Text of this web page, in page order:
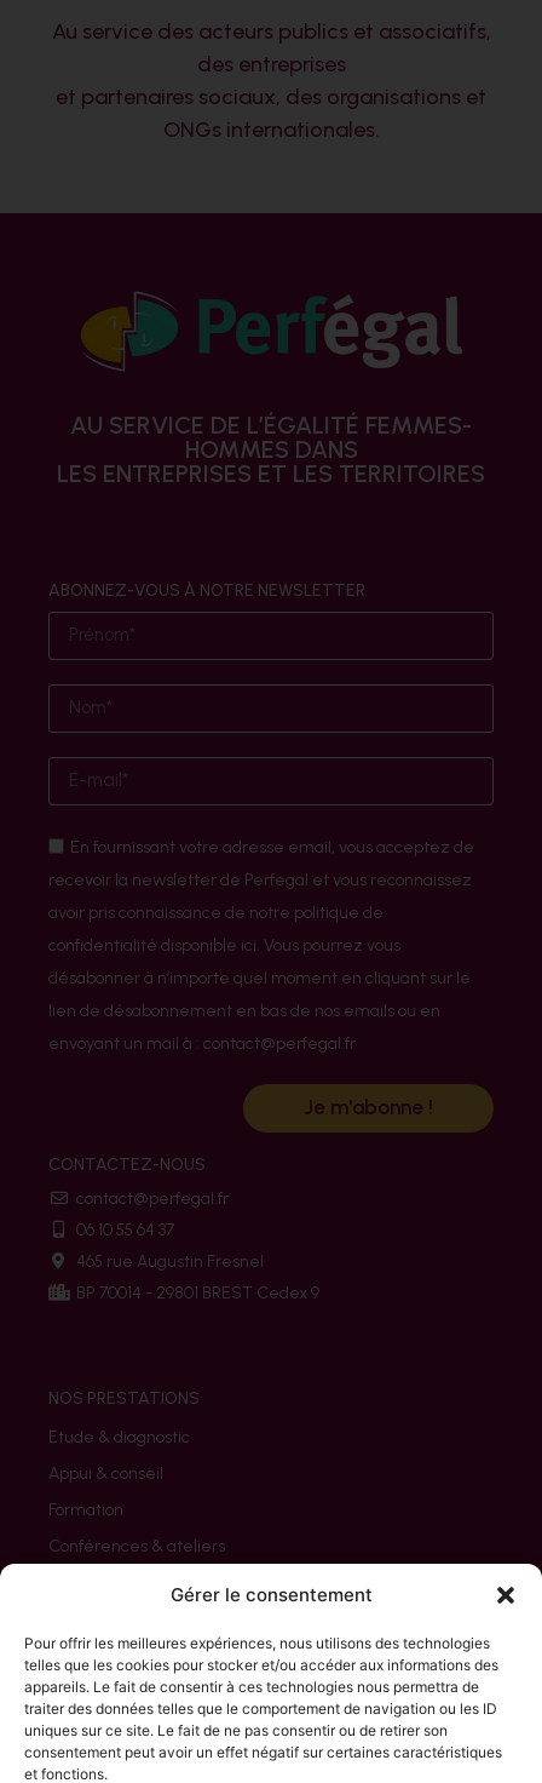
Gérer le consentement
Pour offrir les meilleures expériences, nous utilisons des technologies
telles que les cookies pour stocker et/ou accéder aux informations des
appareils. Le fait de consentir à ces technologies nous permettra de
traiter des données telles que le comportement de navigation ou les ID
uniques sur ce site. Le fait de ne pas consentir ou de retirer son
consentement peut avoir un effet négatif sur certaines caractéristiques
et fonctions.
Au service des acteurs publics et associatifs,
des entreprises
et partenaires sociaux, des organisations et
ONGs internationales.
AU SERVICE DE L’ÉGALITÉ FEMMES-
HOMMES DANS
LES ENTREPRISES ET LES TERRITOIRES
NOS CLIENTS
Associations
Collectivités / Etat
NOS PRESTATIONS
Etude & diagnostic
Appui & conseil
Formation
Conférences & ateliers
CONTACTEZ-NOUS
contact@perfegal.fr
06 10 55 64 37
465 rue Augustin Fresnel
BP 70014 - 29801 BREST Cedex 9
ABONNEZ-VOUS À NOTRE NEWSLETTER
En fournissant votre adresse email, vous acceptez de
recevoir la newsletter de Perfegal et vous reconnaissez
avoir pris connaissance de notre politique de
confidentialité disponible ici. Vous pourrez vous
désabonner à n’importe quel moment en cliquant sur le
lien de désabonnement en bas de nos emails ou en
envoyant un mail à : contact@perfegal.fr
Je m'abonne !